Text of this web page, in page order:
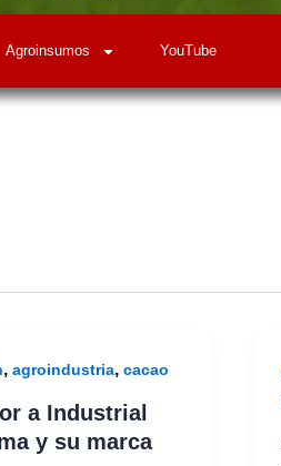
Agroinsumos YouTube
, agroindustria, cacao
a Industrial
y su marca